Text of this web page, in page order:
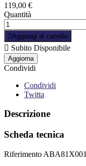
119,00 €
Quantità
Aggiungi al carrello
 Subito Disponibile
Condividi
Condividi
Twitta
Descrizione
Scheda tecnica
Riferimento ABA81X001